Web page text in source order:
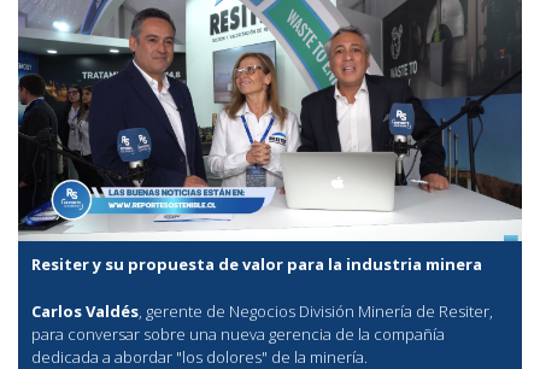
Resiter y su propuesta de valor para la industria minera
Carlos Valdés, gerente de Negocios División Minería de Resiter,
para conversar sobre una nueva gerencia de la compañía
dedicada a abordar "los dolores" de la minería.